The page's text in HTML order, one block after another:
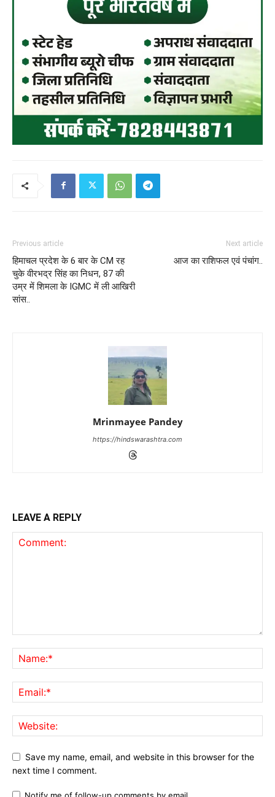
Previous article
हिमाचल प्रदेश के 6 बार के CM रह
चुके वीरभद्र सिंह का निधन, 87 की
उम्र में शिमला के IGMC में ली आखिरी
सांस..
Next article
आज का राशिफल एवं पंचांग..
Mrinmayee Pandey
https://hindswarashtra.com
LEAVE A REPLY
Save my name, email, and website in this browser for the
next time I comment.